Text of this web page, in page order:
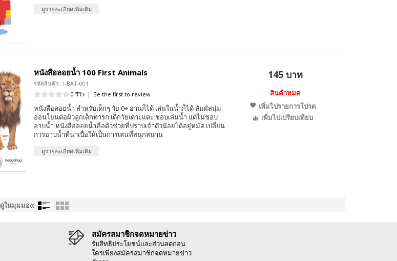
ดูรายละเอียดเพิ่มเติม
หนังสือลอยน้ำ 100 First Animals
รหัสสินค้า : I-BAT-001
0 รีวิว | Be the first to review
หนังสือลอยน้ำ สำหรับเด็กๆ วัย 0+ อ่านก็ได้ เล่นในน้ำก็ได้ สัมผัสนุ่ม
อ่อนโยนต่อผิวลูกเด็กทารก เด็กวัยเตาะแตะ ชอบเล่นน้ำ แต่ไม่ชอบ
อาบน้ำ หนังสือลอยน้ำคือตัวช่วยที่ปราบเจ้าตัวน้อยได้อยู่หมัด เปลี่ยน
การอาบน้ำที่น่าเบื่อให้เป็นการเล่นที่สนุกสนาน
ดูรายละเอียดเพิ่มเติม
145 บาท
สินค้าหมด
เพิ่มไปรายการโปรด
เพิ่มไปเปรียบเทียบ
ดูในมุมมอง:
สมัครสมาชิกจดหมายข่าว
รับสิทธิประโยชน์และส่วนลดก่อน
ใครเพียงสมัครสมาชิกจดหมายข่าว